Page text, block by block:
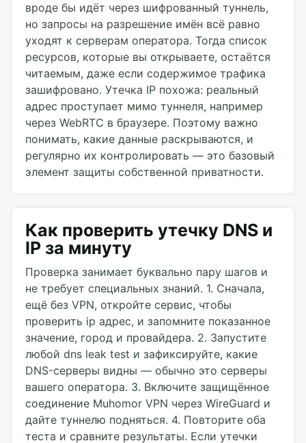
вроде бы идёт через шифрованный туннель,
но запросы на разрешение имён всё равно
уходят к серверам оператора. Тогда список
ресурсов, которые вы открываете, остаётся
читаемым, даже если содержимое трафика
зашифровано. Утечка IP похожа: реальный
адрес проступает мимо туннеля, например
через WebRTC в браузере. Поэтому важно
понимать, какие данные раскрываются, и
регулярно их контролировать — это базовый
элемент защиты собственной приватности.
Как проверить утечку DNS и
IP за минуту
Проверка занимает буквально пару шагов и
не требует специальных знаний. 1. Сначала,
ещё без VPN, откройте сервис, чтобы
проверить ip адрес, и запомните показанное
значение, город и провайдера. 2. Запустите
любой dns leak test и зафиксируйте, какие
DNS-серверы видны — обычно это серверы
вашего оператора. 3. Включите защищённое
соединение Muhomor VPN через WireGuard и
дайте туннелю подняться. 4. Повторите оба
теста и сравните результаты. Если утечки